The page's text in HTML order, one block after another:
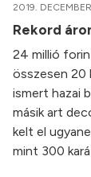
2019.
Rekord
24 millió
összesen 20
ismert hazai
másik art
kelt el
mint 300